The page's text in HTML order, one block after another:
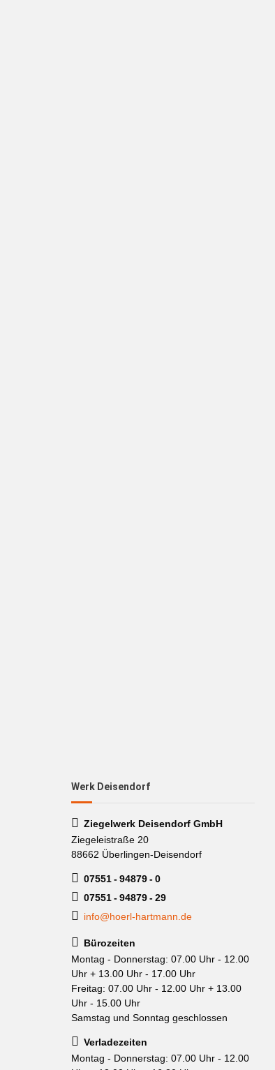
Werk Deisendorf
Ziegelwerk Deisendorf GmbH
Ziegeleistraße 20
88662 Überlingen-Deisendorf
07551 - 94879 - 0
07551 - 94879 - 29
info@hoerl-hartmann.de
Bürozeiten
Montag - Donnerstag: 07.00 Uhr - 12.00
Uhr + 13.00 Uhr - 17.00 Uhr
Freitag: 07.00 Uhr - 12.00 Uhr + 13.00
Uhr - 15.00 Uhr
Samstag und Sonntag geschlossen
Verladezeiten
Montag - Donnerstag: 07.00 Uhr - 12.00